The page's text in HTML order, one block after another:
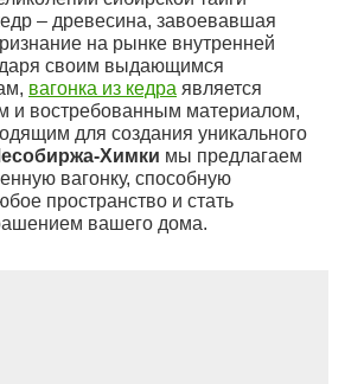
– древесина, завоевавшая
на рынке внутренней
своим выдающимся
вагонка из кедра является
и востребованным материалом,
для создания уникального
Химки мы предлагаем
вагонку, способную
пространство и стать
вашего дома.